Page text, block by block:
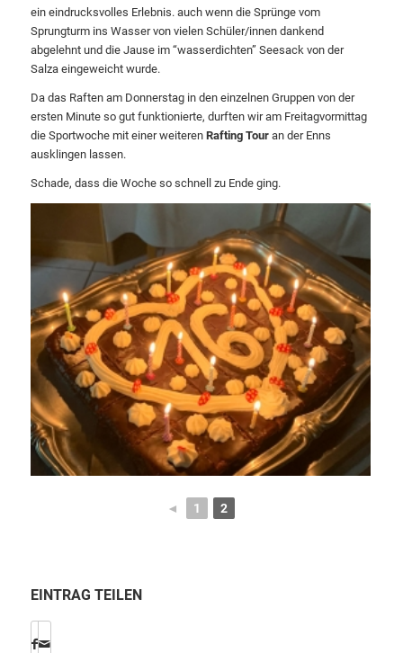
ein eindrucksvolles Erlebnis. auch wenn die Sprünge vom
Sprungturm ins Wasser von vielen Schüler/innen dankend
abgelehnt und die Jause im “wasserdichten” Seesack von der
Salza eingeweicht wurde.
Da das Raften am Donnerstag in den einzelnen Gruppen von der
ersten Minute so gut funktionierte, durften wir am Freitagvormittag
die Sportwoche mit einer weiteren Rafting Touran der Enns
ausklingen lassen.
Schade, dass die Woche so schnell zu Ende ging.
◄ 1 2
EINTRAG TEILEN